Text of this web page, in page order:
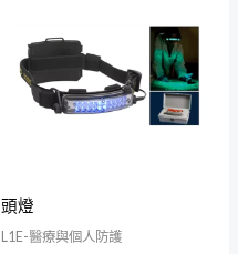
頭燈
L1E-醫療與個人防護